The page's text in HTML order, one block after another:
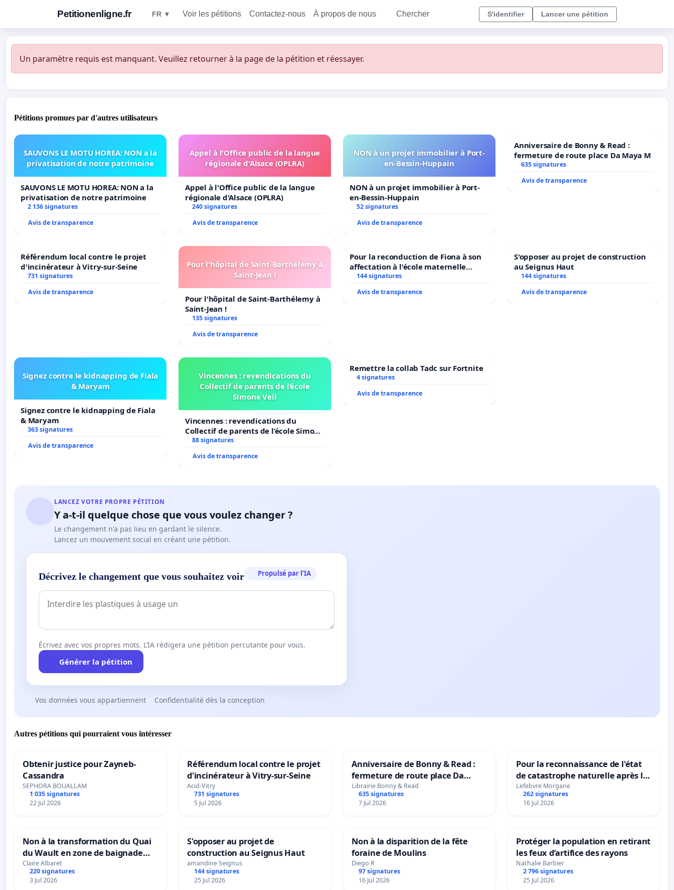
Petitionenligne.fr FR ▼ Voir les pétitions Contactez-nous À propos de nous Chercher S'identifier Lancer une pétition
Un paramètre requis est manquant. Veuillez retourner à la page de la pétition et réessayer.
Pétitions promues par d'autres utilisateurs
SAUVONS LE MOTU HOREA: NON a la
privatisation de notre patrimoine
SAUVONS LE MOTU HOREA: NON a la
privatisation de notre patrimoine
2 136 signatures
Avis de transparence
Appel à l'Office public de la langue
régionale d'Alsace (OPLRA)
Appel à l'Office public de la langue
régionale d'Alsace (OPLRA)
240 signatures
Avis de transparence
NON à un projet immobilier à Port-
en-Bessin-Huppain
NON à un projet immobilier à Port-
en-Bessin-Huppain
52 signatures
Avis de transparence
Anniversaire de Bonny & Read :
fermeture de route place Da Maya M
635 signatures
Avis de transparence
Référendum local contre le projet
d'incinérateur à Vitry-sur-Seine
731 signatures
Avis de transparence
Pour l'hôpital de Saint-Barthélemy à
Saint-Jean !
Pour l'hôpital de Saint-Barthélemy à
Saint-Jean !
135 signatures
Avis de transparence
Pour la reconduction de Fiona à son
affectation à l'école maternelle
LAMARTINE auprès de Léo N. en
2026/2027
144 signatures
Avis de transparence
S'opposer au projet de construction
au Seignus Haut
144 signatures
Avis de transparence
Signez contre le kidnapping de Fiala
& Maryam
Signez contre le kidnapping de Fiala
& Maryam
363 signatures
Avis de transparence
Vincennes : revendications du
Collectif de parents de l’école
Simone Veil
Vincennes : revendications du
Collectif de parents de l’école Simone
Veil
88 signatures
Avis de transparence
Remettre la collab Tadc sur Fortnite
4 signatures
Avis de transparence
LANCEZ VOTRE PROPRE PÉTITION
Y a-t-il quelque chose que vous voulez changer ?
Le changement n'a pas lieu en gardant le silence.
Lancez un mouvement social en créant une pétition.
Décrivez le changement que vous souhaitez voir Propulsé par l’IA
Écrivez avec vos propres mots. L’IA rédigera une pétition percutante pour vous.
Générer la pétition
Vos données vous appartiennent Confidentialité dès la conception
Autres pétitions qui pourraient vous intéresser
Obtenir justice pour Zayneb-
Cassandra
SEPHORA BOUALLAM
1 035 signatures
22 Jul 2026
Référendum local contre le projet
d'incinérateur à Vitry-sur-Seine
Acid-Vitry
731 signatures
5 Jul 2026
Anniversaire de Bonny & Read :
fermeture de route place Da
Maya M
Librairie Bonny & Read
635 signatures
7 Jul 2026
Pour la reconnaissance de l'état
de catastrophe naturelle après la
grêle du 15 juillet 2026 à Aubenas
et ses alentours
Lefebvre Morgane
262 signatures
16 Jul 2026
Non à la transformation du Quai
du Wault en zone de baignade
urbaine
Claire Albaret
220 signatures
3 Jul 2026
S'opposer au projet de
construction au Seignus Haut
amandine Seignus
144 signatures
25 Jul 2026
Non à la disparition de la fête
foraine de Moulins
Diego R
97 signatures
16 Jul 2026
Protéger la population en retirant
les feux d’artifice des rayons
Nathalie Barbier
2 796 signatures
25 Jul 2026